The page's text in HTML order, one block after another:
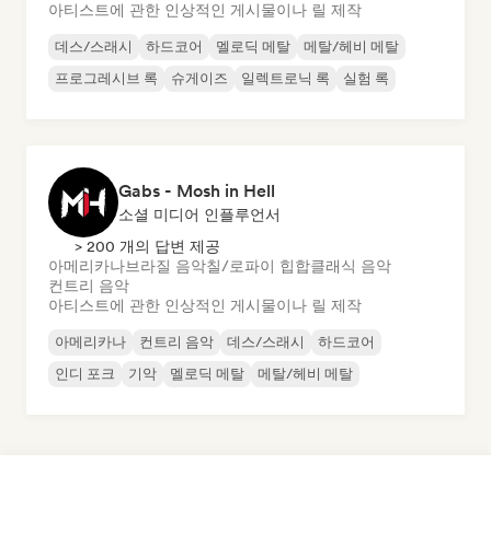
아티스트에 관한 인상적인 게시물이나 릴 제작
데스/스래시 하드코어 멜로딕 메탈
메탈/헤비 메탈
프로그레시브 록
슈게이즈 일렉트로닉 록 실험 록
Gabs - Mosh in Hell
소셜 미디어 인플루언서
> 200 개의 답변 제공
아메리카나브라질 음악칠/로파이 힙합클래식 음악
컨트리 음악
아티스트에 관한 인상적인 게시물이나 릴 제작
아메리카나 컨트리 음악 데스/스래시
하드코어
인디 포크
기악 멜로딕 메탈 메탈/헤비 메탈